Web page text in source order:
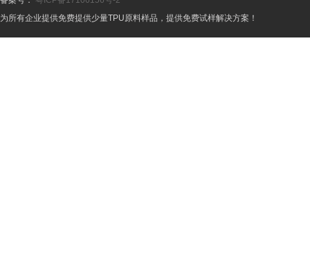
为所有企业提供免费提供少量TPU原料样品，提供免费试样解决方案！